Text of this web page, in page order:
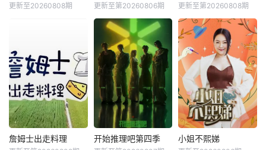
更新至20260808期 更新至第20260806期 更新至第20260808期
詹姆士出走料理 开始推理吧第四季 小姐不熙娣